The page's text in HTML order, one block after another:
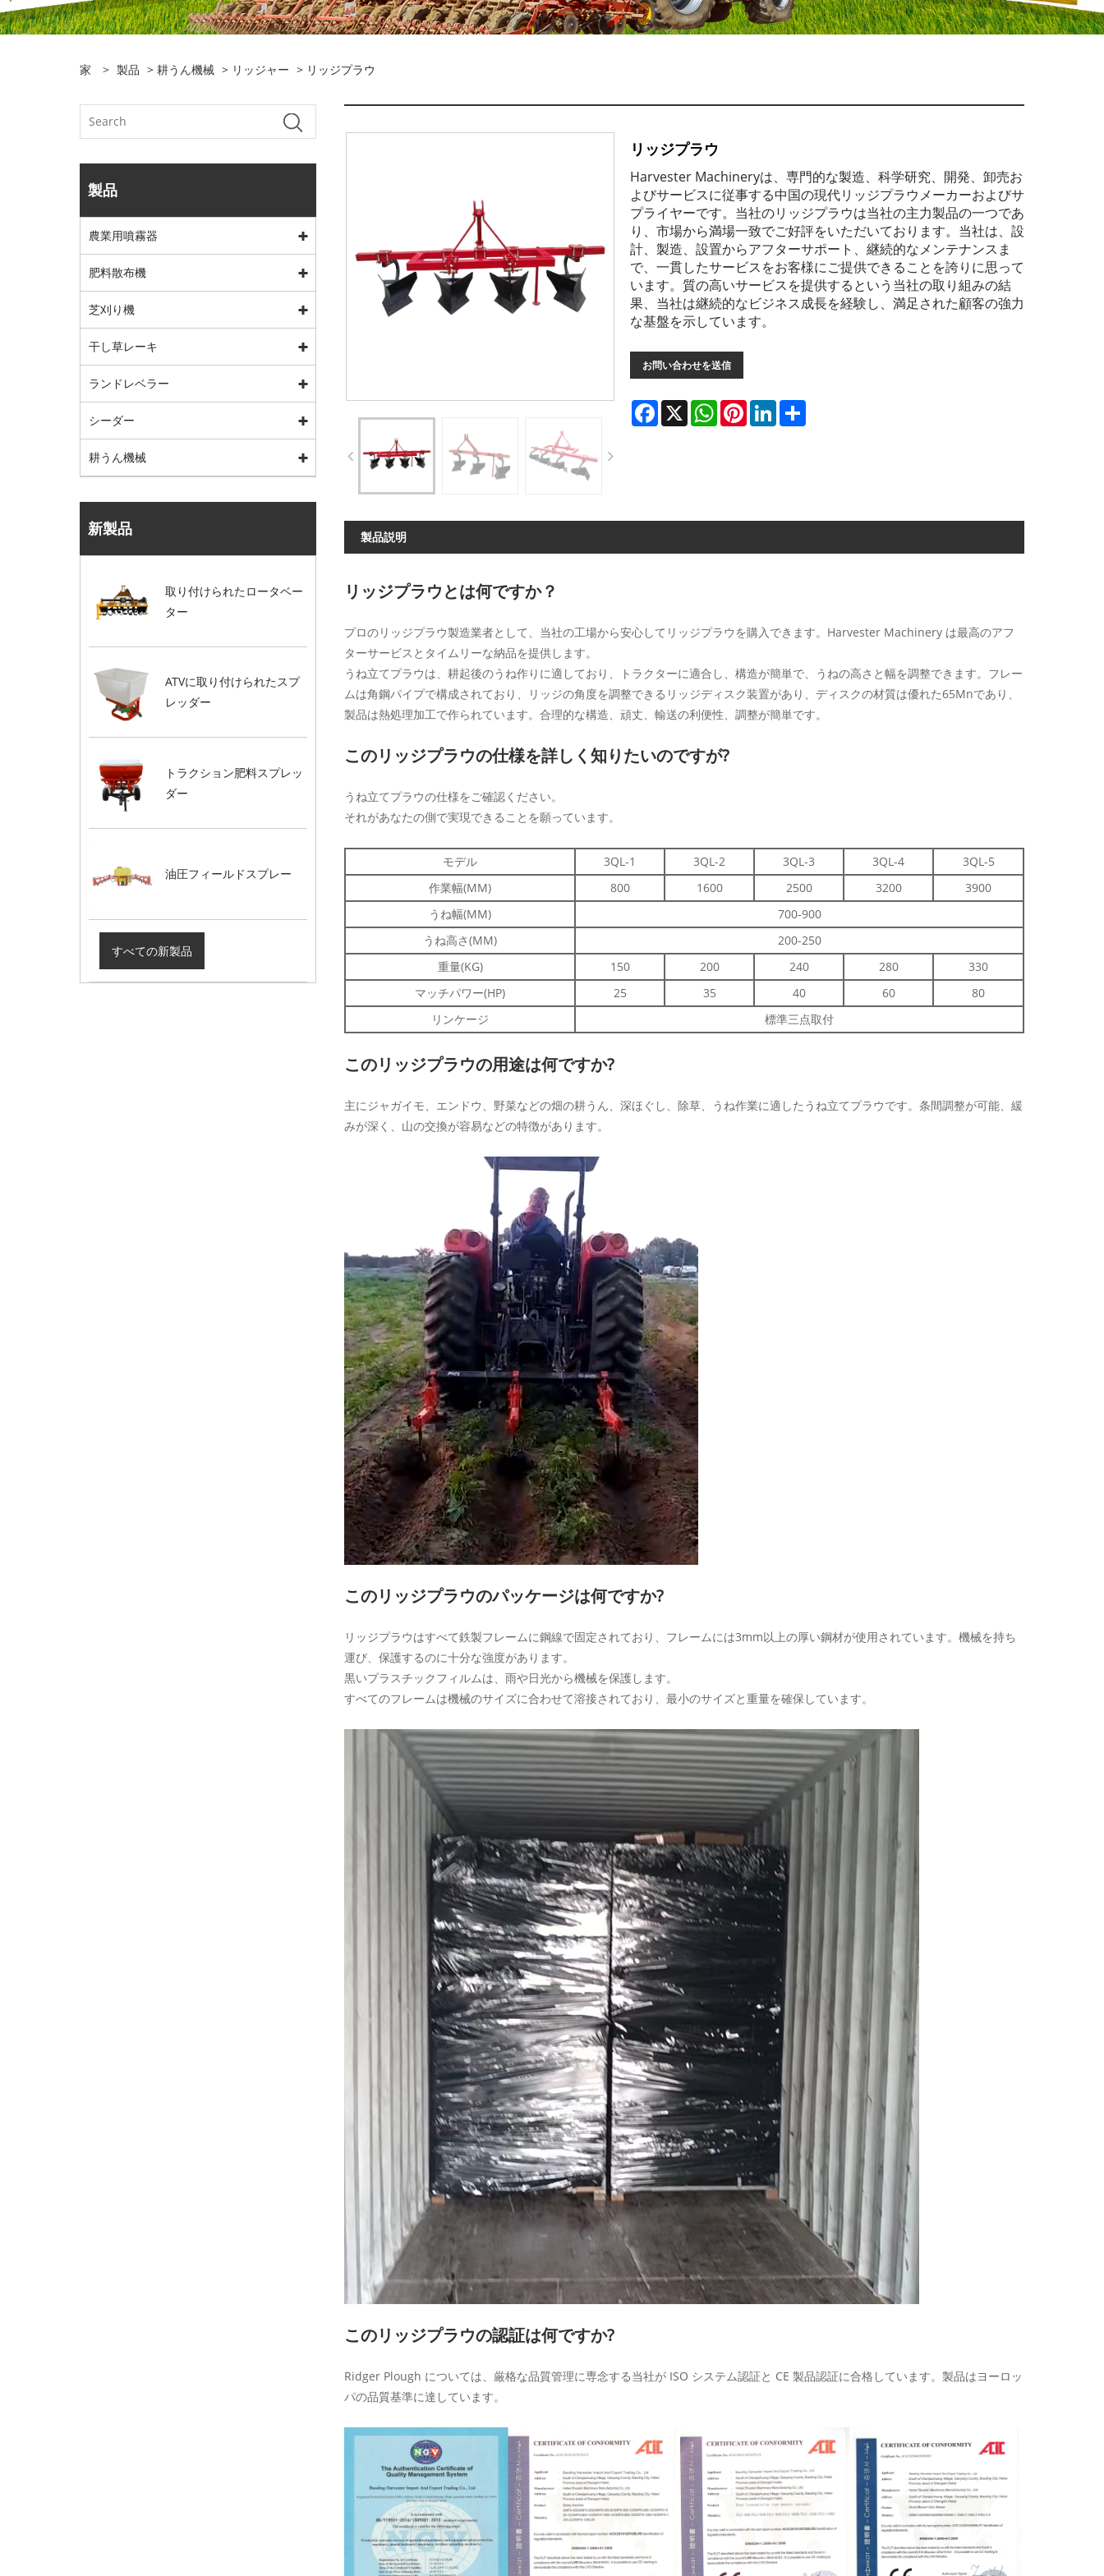
家 > 製品 > 耕うん機械 > リッジャー > リッジプラウ
製品
農業用噴霧器
肥料散布機
芝刈り機
干し草レーキ
ランドレベラー
シーダー
耕うん機械
新製品
取り付けられたロータベー
ター
ATVに取り付けられたスプ
レッダー
トラクション肥料スプレッ
ダー
油圧フィールドスプレー
すべての新製品
リッジプラウ
Harvester Machineryは、専門的な製造、科学研究、開発、卸売お
よびサービスに従事する中国の現代リッジプラウメーカーおよびサ
プライヤーです。当社のリッジプラウは当社の主力製品の一つであ
り、市場から満場一致でご好評をいただいております。当社は、設
計、製造、設置からアフターサポート、継続的なメンテナンスま
で、一貫したサービスをお客様にご提供できることを誇りに思って
います。質の高いサービスを提供するという当社の取り組みの結
果、当社は継続的なビジネス成長を経験し、満足された顧客の強力
な基盤を示しています。
お問い合わせを送信
Facebook
X WhatsAppPinterestLinkedInShare
製品説明
リッジプラウとは何ですか？
プロのリッジプラウ製造業者として、当社の工場から安心してリッジプラウを購入できます。Harvester Machinery は最高のアフ
ターサービスとタイムリーな納品を提供します。
うね立てプラウは、耕起後のうね作りに適しており、トラクターに適合し、構造が簡単で、うねの高さと幅を調整できます。フレー
ムは角鋼パイプで構成されており、リッジの角度を調整できるリッジディスク装置があり、ディスクの材質は優れた65Mnであり、
製品は熱処理加工で作られています。合理的な構造、頑丈、輸送の利便性、調整が簡単です。
このリッジプラウの仕様を詳しく知りたいのですが?
うね立てプラウの仕様をご確認ください。
それがあなたの側で実現できることを願っています。
モデル 3QL-1 3QL-2 3QL-3 3QL-4
3QL-5
作業幅(MM)
800 1600 2500 3200
3900
うね幅(MM)
700-900
うね高さ(MM)
200-250
重量(KG)
150 200 240 280
330
マッチパワー(HP)
25 35 40 60
80
リンケージ
標準三点取付
このリッジプラウの用途は何ですか?
主にジャガイモ、エンドウ、野菜などの畑の耕うん、深ほぐし、除草、うね作業に適したうね立てプラウです。条間調整が可能、緩
みが深く、山の交換が容易などの特徴があります。
このリッジプラウのパッケージは何ですか?
リッジプラウはすべて鉄製フレームに鋼線で固定されており、フレームには3mm以上の厚い鋼材が使用されています。機械を持ち
運び、保護するのに十分な強度があります。
黒いプラスチックフィルムは、雨や日光から機械を保護します。
すべてのフレームは機械のサイズに合わせて溶接されており、最小のサイズと重量を確保しています。
このリッジプラウの認証は何ですか?
Ridger Plough については、厳格な品質管理に専念する当社が ISO システム認証と CE 製品認証に合格しています。製品はヨーロッ
パの品質基準に達しています。